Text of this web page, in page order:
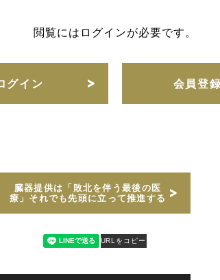
閲覧にはログインが必要です。
グイン 会員登録
臓器提供は「敗北を伴う最後の医
療」それでも先頭に立って推進する
URLをコピー